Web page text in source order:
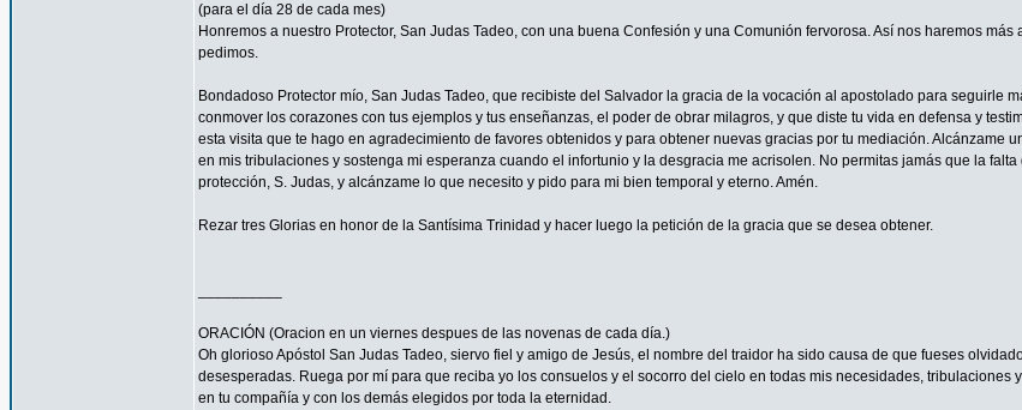
(para el día 28 de cada mes)
Honremos a nuestro Protector, San Judas Tadeo, con una buena Confesión y una Comunión fervorosa. Así nos haremos
pedimos.
Bondadoso Protector mío, San Judas Tadeo, que recibiste del Salvador la gracia de la vocación al apostolado para seguirle
conmover los corazones con tus ejemplos y tus enseñanzas, el poder de obrar milagros, y que diste tu vida en defensa y
esta visita que te hago en agradecimiento de favores obtenidos y para obtener nuevas gracias por tu mediación. Alcánzame
en mis tribulaciones y sostenga mi esperanza cuando el infortunio y la desgracia me acrisolen. No permitas jamás que la
protección, S. Judas, y alcánzame lo que necesito y pido para mi bien temporal y eterno. Amén.
Rezar tres Glorias en honor de la Santísima Trinidad y hacer luego la petición de la gracia que se desea obtener.
ORACIÓN (Oracion en un viernes despues de las novenas de cada día.)
Oh glorioso Apóstol San Judas Tadeo, siervo fiel y amigo de Jesús, el nombre del traidor ha sido causa de que fueses
desesperadas. Ruega por mí para que reciba yo los consuelos y el socorro del cielo en todas mis necesidades,
en tu compañía y con los demás elegidos por toda la eternidad.